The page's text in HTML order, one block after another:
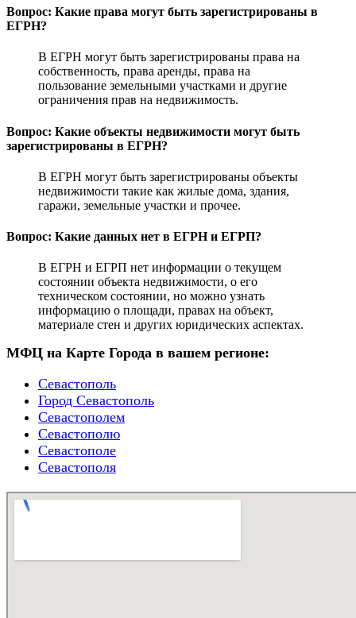
Вопрос: Какие права могут быть зарегистрированы в
ЕГРН?
В ЕГРН могут быть зарегистрированы права на
собственность, права аренды, права на
пользование земельными участками и другие
ограничения прав на недвижимость.
Вопрос: Какие объекты недвижимости могут быть
зарегистрированы в ЕГРН?
В ЕГРН могут быть зарегистрированы объекты
недвижимости такие как жилые дома, здания,
гаражи, земельные участки и прочее.
Вопрос: Какие данных нет в ЕГРН и ЕГРП?
В ЕГРН и ЕГРП нет информации о текущем
состоянии объекта недвижимости, о его
техническом состоянии, но можно узнать
информацию о площади, правах на объект,
материале стен и других юридических аспектах.
МФЦ на Карте Города в вашем регионе:
Севастополь
Город Севастополь
Севастополем
Севастополю
Севастополе
Севастополя